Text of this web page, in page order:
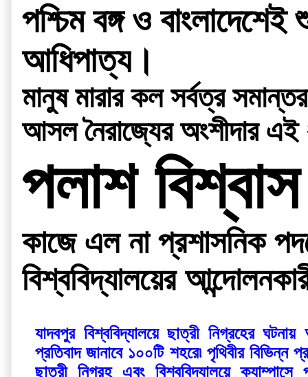
পশ্চিম বঙ্গ ও বাংলাদেশেই
আধিপাত্য ।
মানুষ মারার কল সর্বত্র
আসল নৈরাজ্যের অংশীদার এই
পলাশ বিশ্বাস
কাজে এল না প্রশাসনিক
বিশ্ববিদ্যালয়ের
যাদবপুর বিশ্ববিদ্যালয়ে ছাত্রী নিগ্রহের
প্রতিবাদ জানাবে ১০০টি শহরে৷‌ পৃথিবীর বিভিন্ন প্রাম্তে থাকা প্রাক্তনীরা
ছাত্রী নিগ্রহ এবং বিশ্ববিদ্যালয়ে